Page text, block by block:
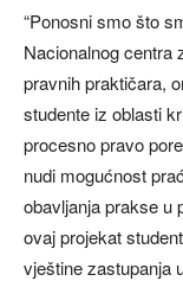
“Ponosni smo što
Nacionalnog centra
pravnih praktičara,
studente iz oblasti
procesno pravo
nudi mogućnost
obavljanja prakse u
ovaj projekat
vještine zastupanja